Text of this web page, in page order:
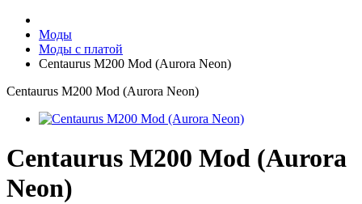
Моды
Моды с платой
Centaurus M200 Mod (Aurora Neon)
Centaurus M200 Mod (Aurora Neon)
Centaurus M200 Mod (Aurora
Neon)